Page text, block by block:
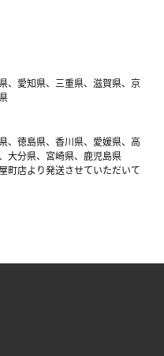
、愛知県、三重県、滋賀県、京
、徳島県、香川県、愛媛県、高
大分県、宮崎県、鹿児島県
町店より発送させていただいて